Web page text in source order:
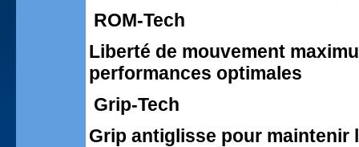
ROM-Tech
Liberté de mouvement
performances optimales
Grip-Tech
Grip antiglisse pour maintenir